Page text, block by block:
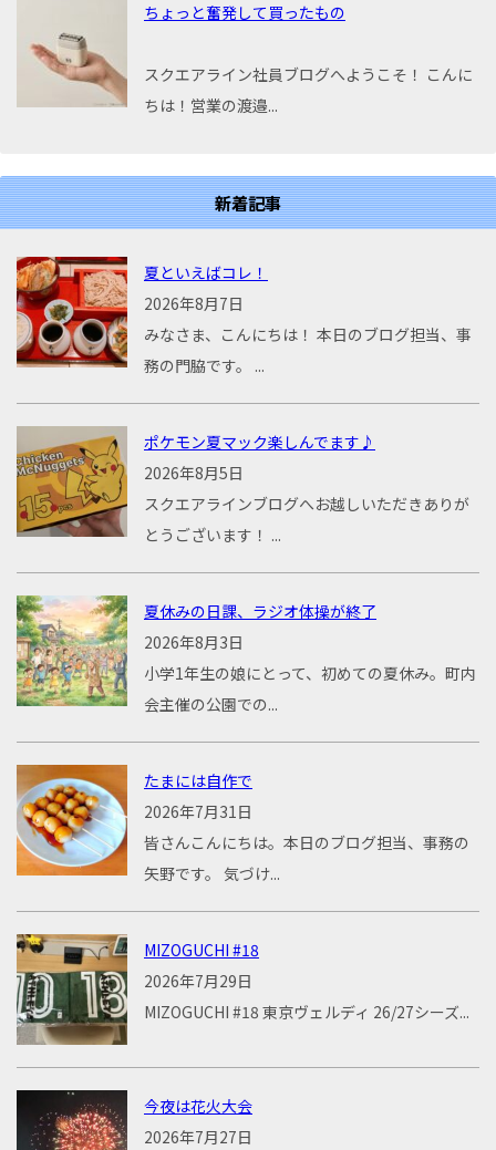
ちょっと奮発して買ったもの
スクエアライン社員ブログへようこそ！ こんに
ちは！営業の渡邉...
新着記事
夏といえばコレ！
2026年8月7日
みなさま、こんにちは！ 本日のブログ担当、事
務の門脇です。 ...
ポケモン夏マック楽しんでます♪
2026年8月5日
スクエアラインブログへお越しいただきありが
とうございます！ ...
夏休みの日課、ラジオ体操が終了
2026年8月3日
小学1年生の娘にとって、初めての夏休み。町内
会主催の公園での...
たまには自作で
2026年7月31日
皆さんこんにちは。本日のブログ担当、事務の
矢野です。 気づけ...
MIZOGUCHI #18
2026年7月29日
MIZOGUCHI #18 東京ヴェルディ 26/27シーズ...
今夜は花火大会
2026年7月27日